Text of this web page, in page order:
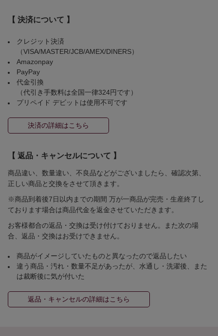
【 決済について 】
クレジット決済
（VISA/MASTER/JCB/AMEX/DINERS）
Amazonpay
PayPay
代金引換
（代引き手数料は全国一律324円です）
プリペイド デビットは使用不可です
決済の詳細はこちら
【 返品・キャンセルについて 】
商品違い、数量違い、不良品などがございましたら、確認次第、
正しい商品と交換をさせて頂きます。
※商品到着後7日以内までの期間 万が一商品が完売・生産終了し
ております場合は商品代金を返金させていただきます。
お客様都合の返品・交換は受け付けておりません。また次の場
合、返品・交換はお受けできません。
商品がイメージしていたものと異なったので返品したい
違う商品・汚れ・数量不足があったが、水通し・洗濯後、また
は裁断後に気が付いた
返品・キャンセルの詳細はこちら